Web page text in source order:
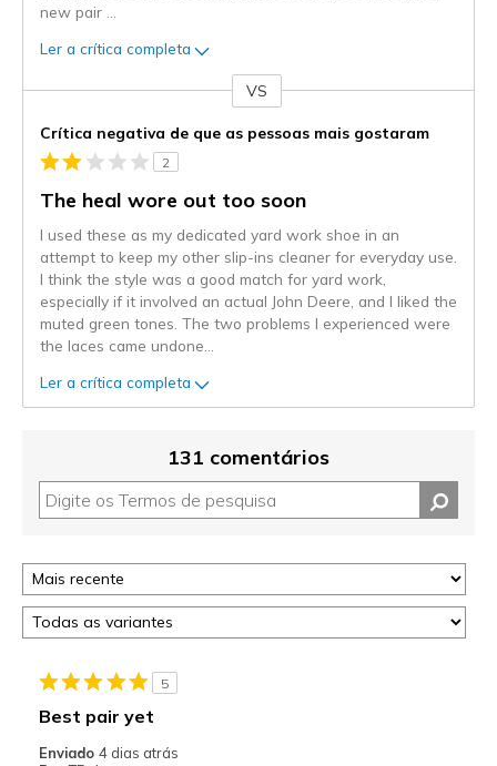
new pair
Ler a crítica completa
VS
Crítica negativa de que as pessoas mais gostaram
2
The heal wore out too soon
I used these as my dedicated yard work shoe in an
attempt to keep my other slip-ins cleaner for everyday use.
I think the style was a good match for yard work,
especially if it involved an actual John Deere, and I liked the
muted green tones. The two problems I experienced were
the laces came undone
Ler a crítica completa
131 comentários
5
Best pair yet
Enviado 4 dias atrás